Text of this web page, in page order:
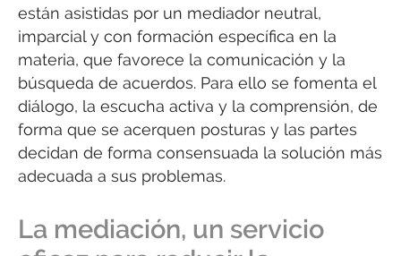
están asistidas por un mediador neutral,
imparcial y con formación específica en la
materia, que favorece la comunicación y la
búsqueda de acuerdos. Para ello se fomenta el
diálogo, la escucha activa y la comprensión, de
forma que se acerquen posturas y las partes
decidan de forma consensuada la solución más
adecuada a sus problemas.
La mediación, un servicio